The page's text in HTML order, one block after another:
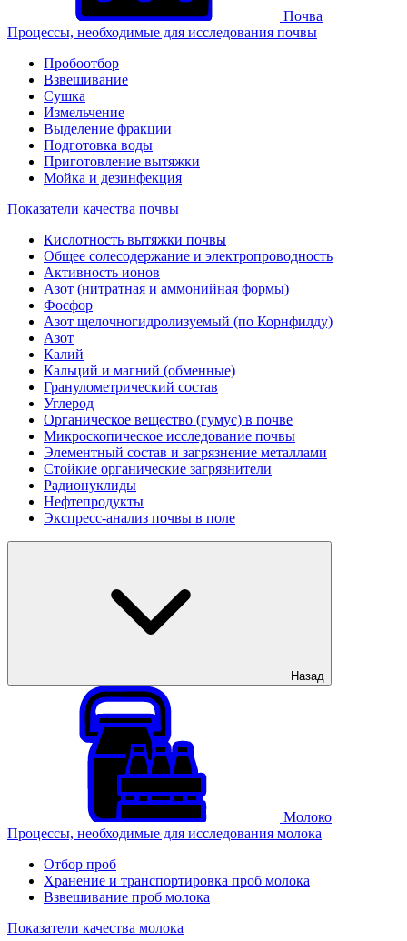
Почва
Процессы, необходимые для исследования почвы
Пробоотбор
Взвешивание
Сушка
Измельчение
Выделение фракции
Подготовка воды
Приготовление вытяжки
Мойка и дезинфекция
Показатели качества почвы
Кислотность вытяжки почвы
Общее солесодержание и электропроводность
Активность ионов
Азот (нитратная и аммонийная формы)
Фосфор
Азот щелочногидролизуемый (по Корнфилду)
Азот
Калий
Кальций и магний (обменные)
Гранулометрический состав
Углерод
Органическое вещество (гумус) в почве
Микроскопическое исследование почвы
Элементный состав и загрязнение металлами
Стойкие органические загрязнители
Радионуклиды
Нефтепродукты
Экспресс-анализ почвы в поле
Назад
Молоко
Процессы, необходимые для исследования молока
Отбор проб
Хранение и транспортировка проб молока
Взвешивание проб молока
Показатели качества молока